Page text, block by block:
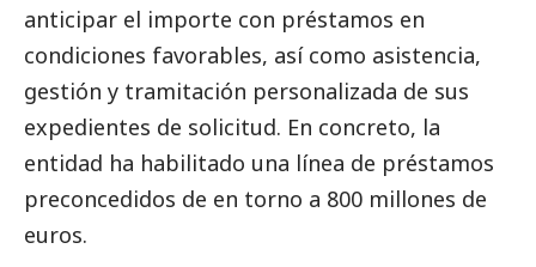
anticipar el importe con préstamos en
condiciones favorables, así como asistencia,
gestión y tramitación personalizada de sus
expedientes de solicitud. En concreto, la
entidad ha habilitado una línea de préstamos
preconcedidos de en torno a 800 millones de
euros.